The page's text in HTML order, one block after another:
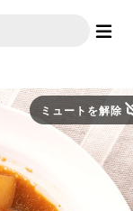
ミュートを解除